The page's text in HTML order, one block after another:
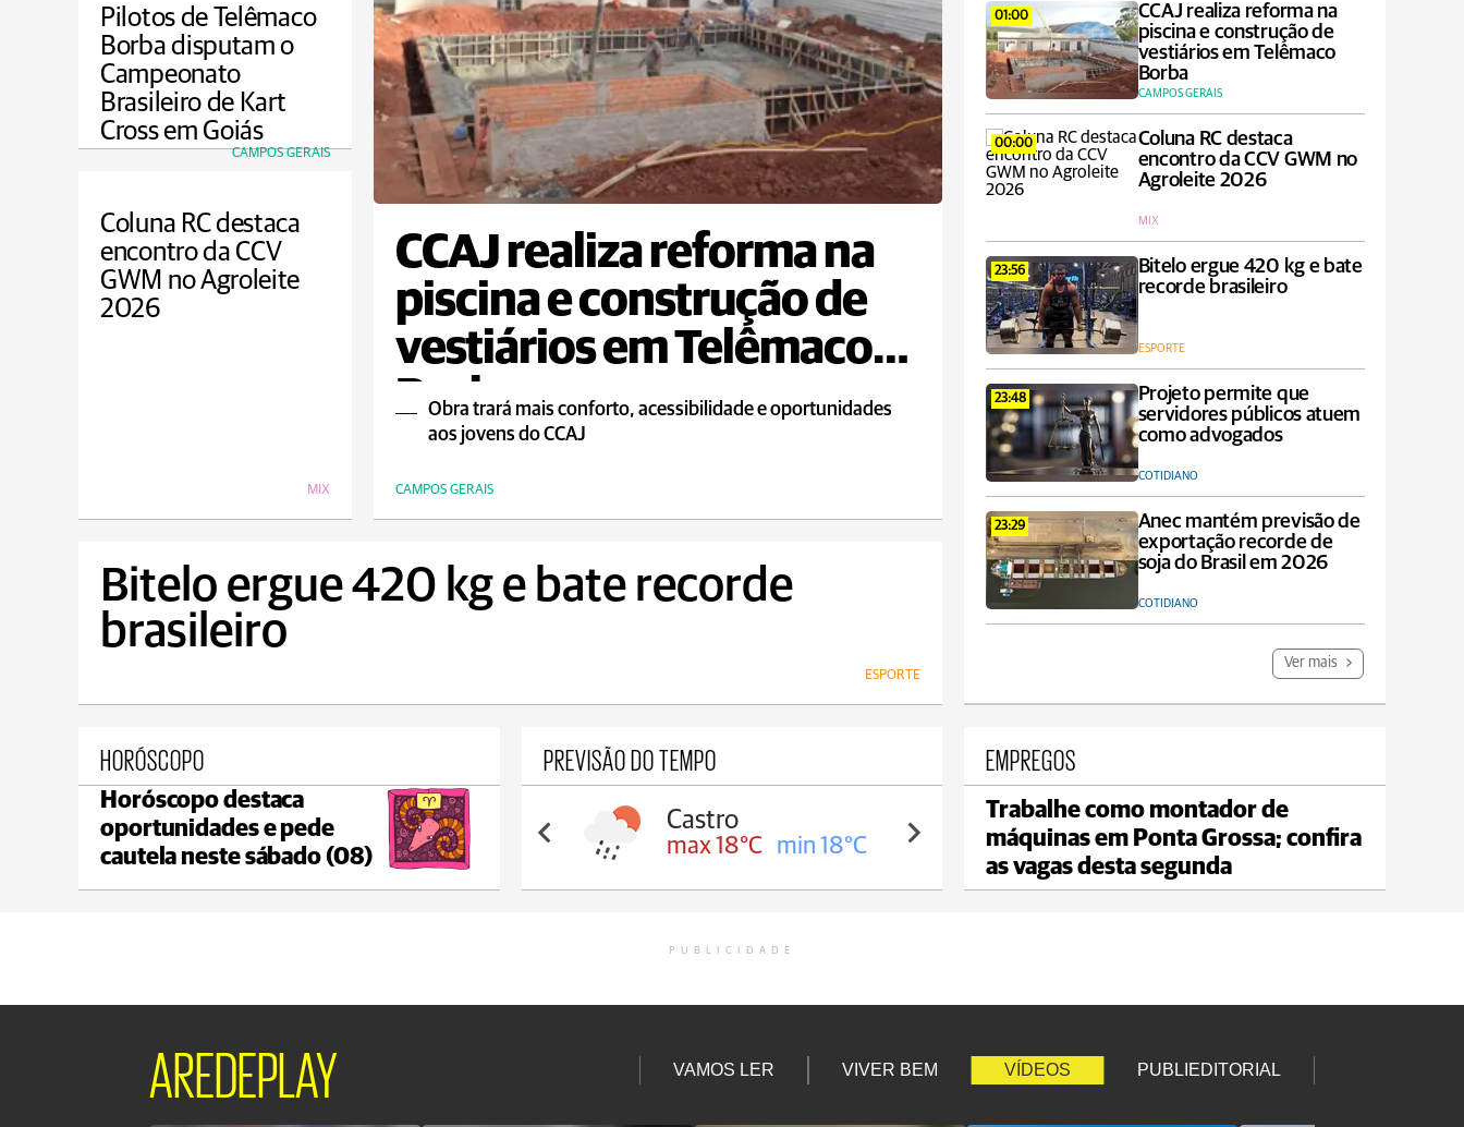
Pilotos de Telêmaco
Borba disputam o
Campeonato
Brasileiro de Kart
Cross em Goiás
CAMPOS GERAIS
CCAJ realiza reforma na
piscina e construção de
vestiários em Telêmaco
Borba
Obra trará mais conforto, acessibilidade e oportunidades
aos jovens do CCAJ
CAMPOS GERAIS
01:00
CCAJ realiza reforma na
piscina e construção de
vestiários em Telêmaco
Borba
CAMPOS GERAIS
00:00
Coluna RC destaca
encontro da CCV GWM no
Agroleite 2026
MIX
23:56
Bitelo ergue 420 kg e bate
recorde brasileiro
ESPORTE
23:48
Projeto permite que
servidores públicos atuem
como advogados
COTIDIANO
23:29
Anec mantém previsão de
exportação recorde de
soja do Brasil em 2026
COTIDIANO
Ver mais
Coluna RC destaca
encontro da CCV
GWM no Agroleite
2026
MIX
Bitelo ergue 420 kg e bate recorde
brasileiro
ESPORTE
HORÓSCOPO
Horóscopo destaca
oportunidades e pede
cautela neste sábado (08)
PREVISÃO DO TEMPO
Ponta Grossa
max 17°C min 17°C
Castro
max 18°C min 18°C
Carambeí
max 18°C min 17°C
EMPREGOS
Trabalhe como montador de
máquinas em Ponta Grossa; confira
as vagas desta segunda
PUBLICIDADE
AREDEPLAY VAMOS LER VIVER BEM VÍDEOS PUBLIEDITORIAL